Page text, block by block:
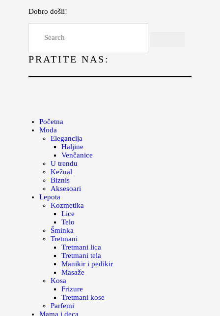
Dobro došli!
PRATITE NAS:
Početna
Moda
Elegancija
Haljine
Venčanice
U trendu
Kežual
Biznis
Aksesoari
Lepota
Kozmetika
Lice
Telo
Šminka
Tretmani
Tretmani lica
Tretmani tela
Manikir i pedikir
Masaže
Kosa
Frizure
Tretmani kose
Parfemi
Mama i deca
Lepota
Kuhinja
Magazin